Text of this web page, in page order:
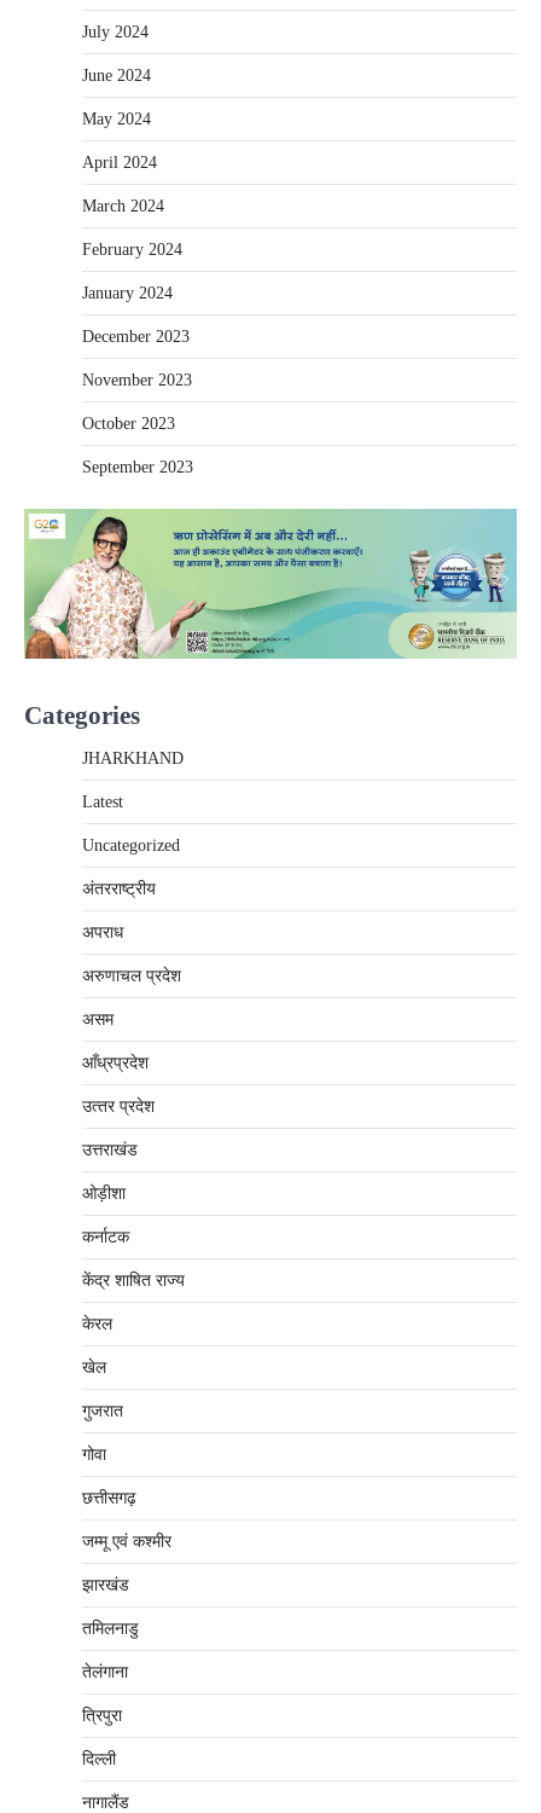
July 2024
June 2024
May 2024
April 2024
March 2024
February 2024
January 2024
December 2023
November 2023
October 2023
September 2023
Categories
JHARKHAND
Latest
Uncategorized
अंतरराष्‍ट्रीय
अपराध
अरुणाचल प्रदेश
असम
आँध्रप्रदेश
उत्‍तर प्रदेश
उत्तराखंड
ओड़ीशा
कर्नाटक
केंद्र शाषित राज्य
केरल
खेल
गुजरात
गोवा
छत्तीसगढ़
जम्‍मू एवं कश्‍मीर
झारखंड
तमिलनाडु
तेलंगाना
त्रिपुरा
दिल्‍ली
नागालैंड